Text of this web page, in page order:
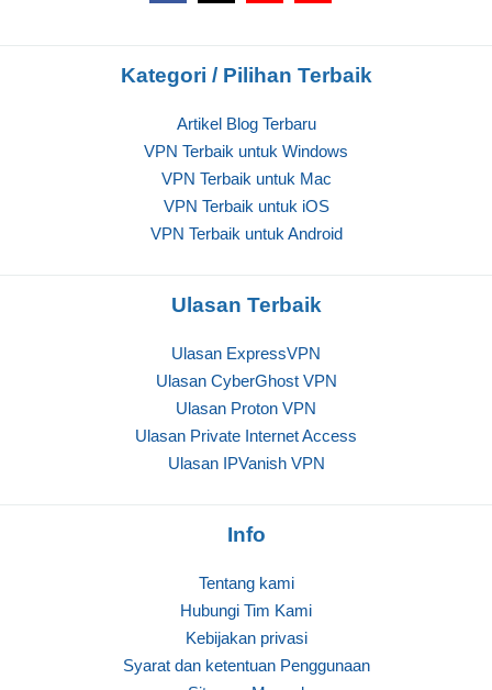
Kategori / Pilihan Terbaik
Artikel Blog Terbaru
VPN Terbaik untuk Windows
VPN Terbaik untuk Mac
VPN Terbaik untuk iOS
VPN Terbaik untuk Android
Ulasan Terbaik
Ulasan ExpressVPN
Ulasan CyberGhost VPN
Ulasan Proton VPN
Ulasan Private Internet Access
Ulasan IPVanish VPN
Info
Tentang kami
Hubungi Tim Kami
Kebijakan privasi
Syarat dan ketentuan Penggunaan